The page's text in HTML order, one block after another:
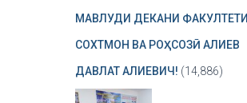
МАВЛУДИ ДЕКАНИ ФАКУЛТЕТИ
СОХТМОН ВА РОҲСОЗӢ АЛИЕВ
ДАВЛАТ АЛИЕВИЧ! (14,886)